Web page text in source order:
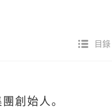
目錄
創始人。